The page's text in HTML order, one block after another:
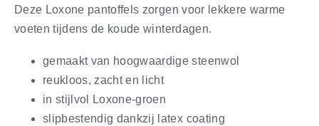
Deze Loxone pantoffels zorgen voor lekkere warme
voeten tijdens de koude winterdagen.
gemaakt van hoogwaardige steenwol
reukloos, zacht en licht
in stijlvol Loxone-groen
slipbestendig dankzij latex coating